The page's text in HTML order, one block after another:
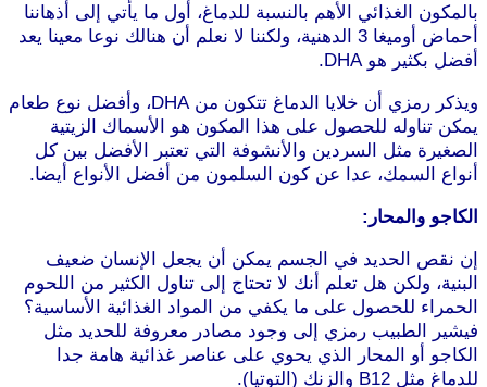
بالمكون الغذائي الأهم بالنسبة للدماغ، أول ما يأتي إلى أذهاننا
أحماض أوميغا 3 الدهنية، ولكننا لا نعلم أن هنالك نوعا معينا يعد
أفضل بكثير هو DHA.
ويذكر رمزي أن خلايا الدماغ تتكون من DHA، وأفضل نوع طعام
يمكن تناوله للحصول على هذا المكون هو الأسماك الزيتية
الصغيرة مثل السردين والأنشوفة التي تعتبر الأفضل بين كل
أنواع السمك، عدا عن كون السلمون من أفضل الأنواع أيضا.
الكاجو والمحار:
إن نقص الحديد في الجسم يمكن أن يجعل الإنسان ضعيف
البنية، ولكن هل تعلم أنك لا تحتاج إلى تناول الكثير من اللحوم
الحمراء للحصول على ما يكفي من المواد الغذائية الأساسية؟
فيشير الطبيب رمزي إلى وجود مصادر معروفة للحديد مثل
الكاجو أو المحار الذي يحوي على عناصر غذائية هامة جدا
للدماغ مثل B12 والزنك (التوتيا).